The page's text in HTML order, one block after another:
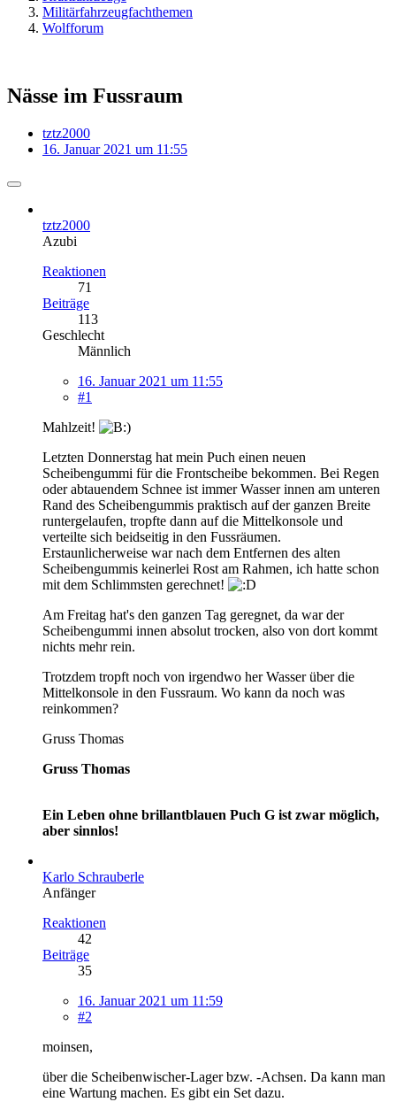
Militärfahrzeugfachthemen
Wolfforum
Nässe im Fussraum
tztz2000
16. Januar 2021 um 11:55
tztz2000
Azubi
Reaktionen
71
Beiträge
113
Geschlecht
Männlich
16. Januar 2021 um 11:55
#1
Mahlzeit!
Letzten Donnerstag hat mein Puch einen neuen
Scheibengummi für die Frontscheibe bekommen. Bei Regen
oder abtauendem Schnee ist immer Wasser innen am unteren
Rand des Scheibengummis praktisch auf der ganzen Breite
runtergelaufen, tropfte dann auf die Mittelkonsole und
verteilte sich beidseitig in den Fussräumen.
Erstaunlicherweise war nach dem Entfernen des alten
Scheibengummis keinerlei Rost am Rahmen, ich hatte schon
mit dem Schlimmsten gerechnet!
Am Freitag hat's den ganzen Tag geregnet, da war der
Scheibengummi innen absolut trocken, also von dort kommt
nichts mehr rein.
Trotzdem tropft noch von irgendwo her Wasser über die
Mittelkonsole in den Fussraum. Wo kann da noch was
reinkommen?
Gruss Thomas
Gruss Thomas
Ein Leben ohne brillantblauen Puch G ist zwar möglich,
aber sinnlos!
Karlo Schrauberle
Anfänger
Reaktionen
42
Beiträge
35
16. Januar 2021 um 11:59
#2
moinsen,
über die Scheibenwischer-Lager bzw. -Achsen. Da kann man
eine Wartung machen. Es gibt ein Set dazu.